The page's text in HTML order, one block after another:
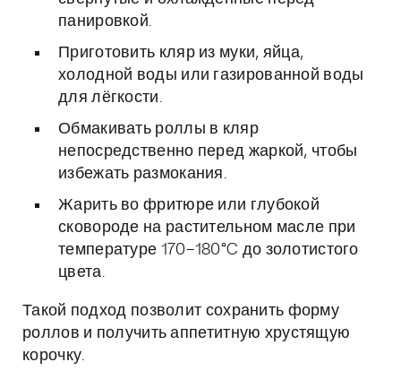
панировкой.
Приготовить кляр из муки, яйца,
холодной воды или газированной воды
для лёгкости.
Обмакивать роллы в кляр
непосредственно перед жаркой, чтобы
избежать размокания.
Жарить во фритюре или глубокой
сковороде на растительном масле при
температуре 170–180°C до золотистого
цвета.
Такой подход позволит сохранить форму
роллов и получить аппетитную хрустящую
корочку.